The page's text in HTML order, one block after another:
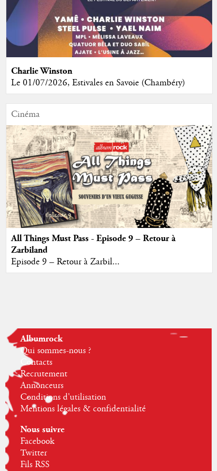
Charlie Winston
Le 01/07/2026, Estivales en Savoie (Chambéry)
Cinéma
All Things Must Pass - Episode 9 – Retour à
Zarbiland
Episode 9 – Retour à Zarbil...
Albumrock
Qui sommes-nous ?
Contacts
Recrutement
Annonceurs
Conditions d'utilisation
Mentions légales & confidentialité
Nous suivre
Facebook
Twitter
Fils RSS